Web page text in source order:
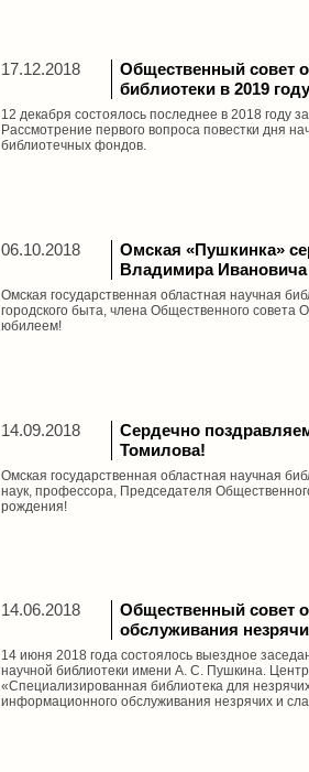
17.12.2018
Общественный совет
библиотеки в 2019 году
12 декабря состоялось последнее в 2018 году
Рассмотрение первого вопроса повестки дня
библиотечных фондов.
06.10.2018
Омская «Пушкинка»
Владимира
Омская государственная областная научная
городского быта, члена Общественного
юбилеем!
14.09.2018
Сердечно
Томилова!
Омская государственная областная научная
наук, профессора, Председателя
рождения!
14.06.2018
Общественный совет
обслуживания
14 июня 2018 года состоялось выездное
научной библиотеки имени А. С. Пушкина.
«Специализированная библиотека для
информационного обслуживания незрячих и